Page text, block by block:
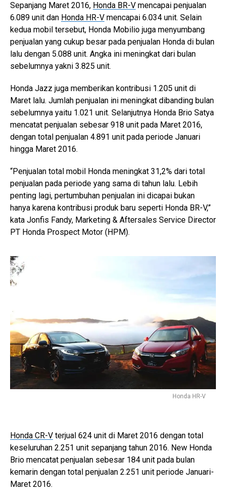
Sepanjang Maret 2016, Honda BR-V mencapai penjualan
6.089 unit dan Honda HR-V mencapai 6.034 unit. Selain
kedua mobil tersebut, Honda Mobilio juga menyumbang
penjualan yang cukup besar pada penjualan Honda di bulan
lalu dengan 5.088 unit. Angka ini meningkat dari bulan
sebelumnya yakni 3.825 unit.
Honda Jazz juga memberikan kontribusi 1.205 unit di
Maret lalu. Jumlah penjualan ini meningkat dibanding bulan
sebelumnya yaitu 1.021 unit. Selanjutnya Honda Brio Satya
mencatat penjualan sebesar 918 unit pada Maret 2016,
dengan total penjualan 4.891 unit pada periode Januari
hingga Maret 2016.
“Penjualan total mobil Honda meningkat 31,2% dari total
penjualan pada periode yang sama di tahun lalu. Lebih
penting lagi, pertumbuhan penjualan ini dicapai bukan
hanya karena kontribusi produk baru seperti Honda BR-V,”
kata Jonfis Fandy, Marketing & Aftersales Service Director
PT Honda Prospect Motor (HPM).
Honda HR-V
Honda CR-V terjual 624 unit di Maret 2016 dengan total
keseluruhan 2.251 unit sepanjang tahun 2016. New Honda
Brio mencatat penjualan sebesar 184 unit pada bulan
kemarin dengan total penjualan 2.251 unit periode Januari-
Maret 2016.